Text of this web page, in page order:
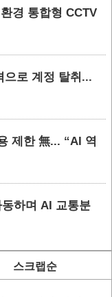
경 통합형 CCTV
로 계정 탈취...
제한 無... “AI 역
동하며 AI 교통분
스크랩순